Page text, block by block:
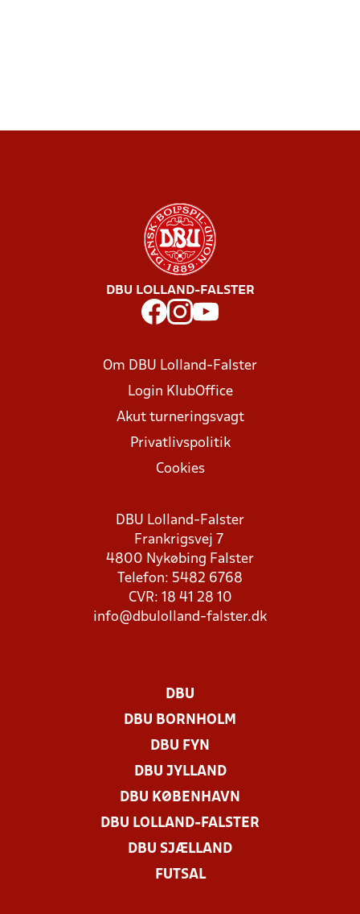
DBU LOLLAND-FALSTER
Om DBU Lolland-Falster
Login KlubOffice
Akut turneringsvagt
Privatlivspolitik
Cookies
DBU Lolland-Falster
Frankrigsvej 7
4800 Nykøbing Falster
Telefon: 5482 6768
CVR: 18 41 28 10
info@dbulolland-falster.dk
DBU
DBU BORNHOLM
DBU FYN
DBU JYLLAND
DBU KØBENHAVN
DBU LOLLAND-FALSTER
DBU SJÆLLAND
FUTSAL